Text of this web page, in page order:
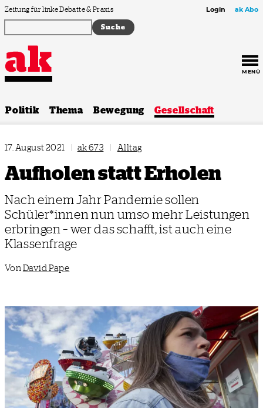
Zum Inhalt springen
Zeitung für linke Debatte & Praxis Login ak Abo
MENÜ
Politik Thema Bewegung Gesellschaft
17. August 2021 | ak 673 | Alltag
Aufholen statt Erholen
Nach einem Jahr Pandemie sollen
Schüler*innen nun umso mehr Leistungen
erbringen – wer das schafft, ist auch eine
Klassenfrage
Von David Pape